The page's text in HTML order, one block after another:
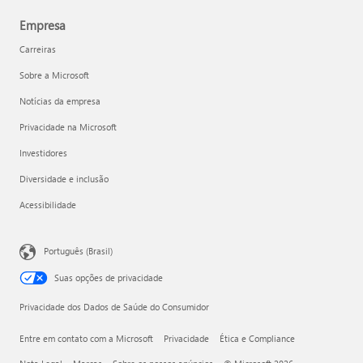
Empresa
Carreiras
Sobre a Microsoft
Notícias da empresa
Privacidade na Microsoft
Investidores
Diversidade e inclusão
Acessibilidade
Português (Brasil)
Suas opções de privacidade
Privacidade dos Dados de Saúde do Consumidor
Entre em contato com a Microsoft Privacidade Ética e Compliance